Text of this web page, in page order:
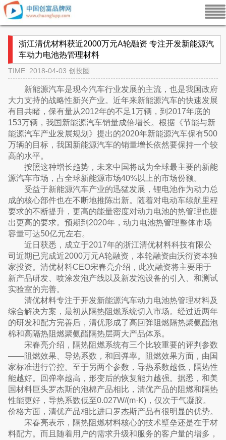
浙江清优材料获近2000万元A轮融资 专注开发新能源汽
车动力电池热管理材料
TIME: 2018-04-03 创投圈
新能源汽车是现今汽车行业发展的主流，也是我国政府
大力支持的战略性新兴产业。近年来新能源汽车的快速发展
有目共睹，保有量从2012年的不足1万辆，到2017年底的
153万辆，我国新能源汽车销量成倍增长。根据《节能与新
能源汽车产业发展规划》提出的2020年新能源汽车保有500
万辆的目标，我国新能源汽车的销量增长依然要保持一个较
高的水平。
按照这种增长趋势，未来中国将成为全球最主要的新能
源汽车市场，占全球新能源市场40%以上的市场份额。
受益于新能源汽车产业的迅猛发展，锂电池作为动力总
成的核心部件也在不断地推陈出新。随着对电动车续航里程
要求的不断提升，更高的能量密度对动力电池的热管理也提
出更高的要求。预期到2020年，动力电池热管理整体市场
容量可达50亿元左右。
近日获悉，成立于2017年的浙江清优材料科技有限公
司近期已完成近2000万元A轮融资，本轮融资由沃衍资本独
家投资。清优材料CEO宋春亮介绍，此次融资将主要用于
新产品研发、喷涂发泡产线以及新发泡设备的引入、和测试
实验室的完善。
清优材料专注于开发新能源汽车动力电池热管理材料及
综合解决方案，最初从隔热阻燃系统切入市场。经过近两年
的研发和配方完善后，清优形成了高回弹阻燃隔热聚氨酯泡
棉和高隔热阻燃聚氨酯隔热层两大产品体系。
宋春亮介绍，隔热阻燃系统有三个比较重要的评判参数
——阻燃效果、导热系数，和回弹率。阻燃效果方面，由国
家标准进行管控。至于另两个参数，导热系数越低，隔热性
能越好。回弹率越高，形变后的恢复能力越强。据悉，和美
国材料巨头罗杰斯的泡棉产品相比，清优产品的阻燃和隔热
性能更好，导热系数低至0.027W/(m·K)，仅次于气凝胶。
价格方面，清优产品相比进口罗杰斯产品有很明显的优势。
宋春亮表示，隔热阻燃材料核心的技术壁垒还是在于材
料配方。而且随着用户的需求升级和服务的客户量的增多，